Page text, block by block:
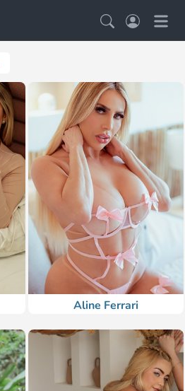
Aline Ferrari